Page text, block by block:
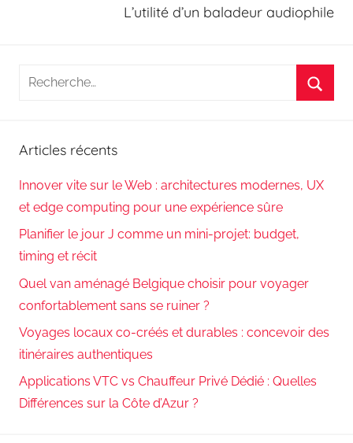
L’utilité d’un baladeur audiophile
Recherche
Articles récents
Innover vite sur le Web : architectures modernes, UX
et edge computing pour une expérience sûre
Planifier le jour J comme un mini-projet: budget,
timing et récit
Quel van aménagé Belgique choisir pour voyager
confortablement sans se ruiner ?
Voyages locaux co-créés et durables : concevoir des
itinéraires authentiques
Applications VTC vs Chauffeur Privé Dédié : Quelles
Différences sur la Côte d’Azur ?